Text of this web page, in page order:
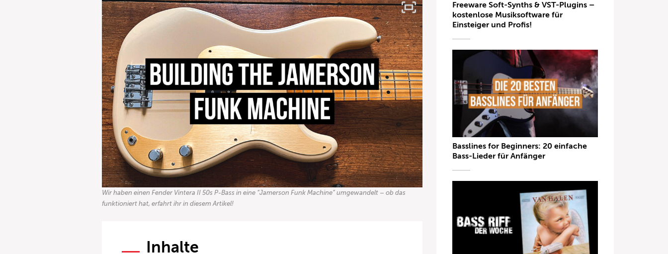
Wir haben einen Fender Vintera II 50s P-Bass in eine “Jamerson Funk Machine” umgewandelt – ob das
funktioniert hat, erfahrt ihr in diesem Artikel!
Inhalte
Freeware Soft-Synths & VST-Plugins –
kostenlose Musiksoftware für
Einsteiger und Profis!
Basslines for Beginners: 20 einfache
Bass-Lieder für Anfänger